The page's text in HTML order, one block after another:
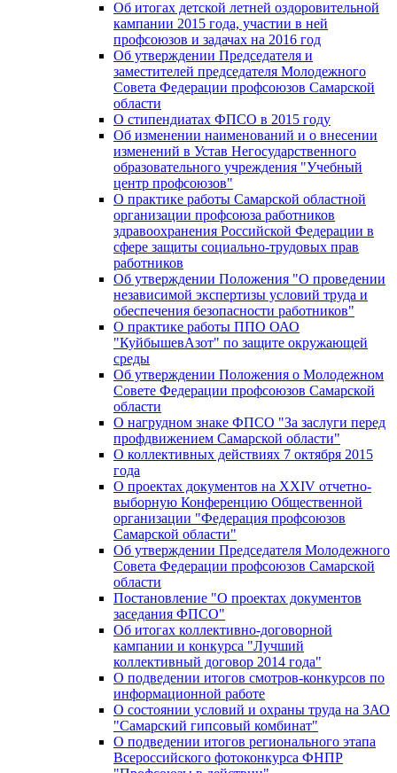
Об итогах детской летней оздоровительной
кампании 2015 года, участии в ней
профсоюзов и задачах на 2016 год
Об утверждении Председателя и
заместителей председателя Молодежного
Совета Федерации профсоюзов Самарской
области
О стипендиатах ФПСО в 2015 году
Об изменении наименований и о внесении
изменений в Устав Негосударственного
образовательного учреждения "Учебный
центр профсоюзов"
О практике работы Самарской областной
организации профсоюза работников
здравоохранения Российской Федерации в
сфере защиты социально-трудовых прав
работников
Об утверждении Положения "О проведении
независимой экспертизы условий труда и
обеспечения безопасности работников"
О практике работы ППО ОАО
"КуйбышевАзот" по защите окружающей
среды
Об утверждении Положения о Молодежном
Совете Федерации профсоюзов Самарской
области
О нагрудном знаке ФПСО "За заслуги перед
профдвижением Самарской области"
О коллективных действиях 7 октября 2015
года
О проектах документов на XXIV отчетно-
выборную Конференцию Общественной
организации "Федерация профсоюзов
Самарской области"
Об утверждении Председателя Молодежного
Совета Федерации профсоюзов Самарской
области
Постановление "О проектах документов
заседания ФПСО"
Об итогах коллективно-договорной
кампании и конкурса "Лучший
коллективный договор 2014 года"
О подведении итогов смотров-конкурсов по
информационной работе
О состоянии условий и охраны труда на ЗАО
"Самарский гипсовый комбинат"
О подведении итогов регионального этапа
Всероссийского фотоконкурса ФНПР